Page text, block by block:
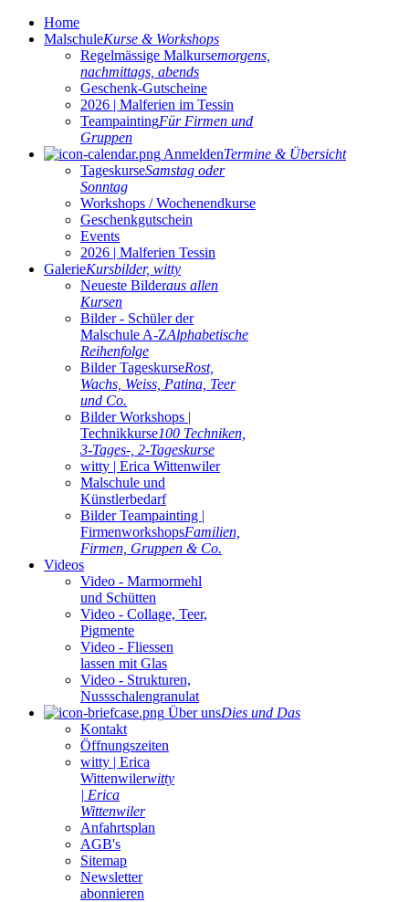
Home
MalschuleKurse & Workshops
Regelmässige Malkursemorgens,
nachmittags, abends
Geschenk-Gutscheine
2026 | Malferien im Tessin
TeampaintingFür Firmen und
Gruppen
AnmeldenTermine & Übersicht
TageskurseSamstag oder
Sonntag
Workshops / Wochenendkurse
Geschenkgutschein
Events
2026 | Malferien Tessin
GalerieKursbilder, witty
Neueste Bilderaus allen
Kursen
Bilder - Schüler der
Malschule A-ZAlphabetische
Reihenfolge
Bilder TageskurseRost,
Wachs, Weiss, Patina, Teer
und Co.
Bilder Workshops |
Technikkurse100 Techniken,
3-Tages-, 2-Tageskurse
witty | Erica Wittenwiler
Malschule und
Künstlerbedarf
Bilder Teampainting |
FirmenworkshopsFamilien,
Firmen, Gruppen & Co.
Videos
Video - Marmormehl
und Schütten
Video - Collage, Teer,
Pigmente
Video - Fliessen
lassen mit Glas
Video - Strukturen,
Nussschalengranulat
Über unsDies und Das
Kontakt
Öffnungszeiten
witty | Erica
Wittenwilerwitty
| Erica
Wittenwiler
Anfahrtsplan
AGB's
Sitemap
Newsletter
abonnieren